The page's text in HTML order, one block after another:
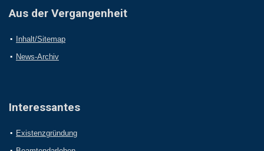
Aus der Vergangenheit
Inhalt/Sitemap
News-Archiv
Interessantes
Existenzgründung